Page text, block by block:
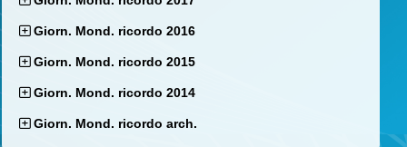
Giorn. Mond. ricordo 2016
Giorn. Mond. ricordo 2015
Giorn. Mond. ricordo 2014
Giorn. Mond. ricordo arch.